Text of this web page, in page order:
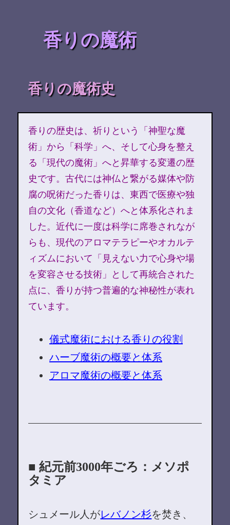
香りの魔術
香りの魔術史
香りの歴史は、祈りという「神聖な魔
術」から「科学」へ、そして心身を整え
る「現代の魔術」へと昇華する変遷の歴
史です。古代には神仏と繋がる媒体や防
腐の呪術だった香りは、東西で医療や独
自の文化（香道など）へと体系化されま
した。近代に一度は科学に席巻されなが
らも、現代のアロマテラピーやオカルテ
ィズムにおいて「見えない力で心身や場
を変容させる技術」として再統合された
点に、香りが持つ普遍的な神秘性が表れ
ています。
儀式魔術における香りの役割
ハーブ魔術の概要と体系
アロマ魔術の概要と体系
■ 紀元前3000年ごろ：メソポ
タミア
シュメール人がレバノン杉を焚き、